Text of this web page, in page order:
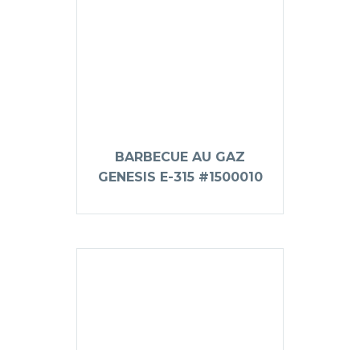
BARBECUE AU GAZ
GENESIS E-315 #1500010